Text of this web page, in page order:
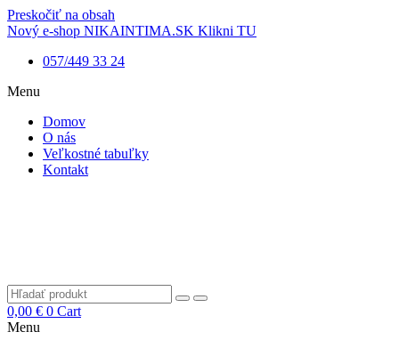
Preskočiť na obsah
Nový e-shop NIKAINTIMA.SK Klikni TU
057/449 33 24
Menu
Domov
O nás
Veľkostné tabuľky
Kontakt
0,00 € 0 Cart
Menu